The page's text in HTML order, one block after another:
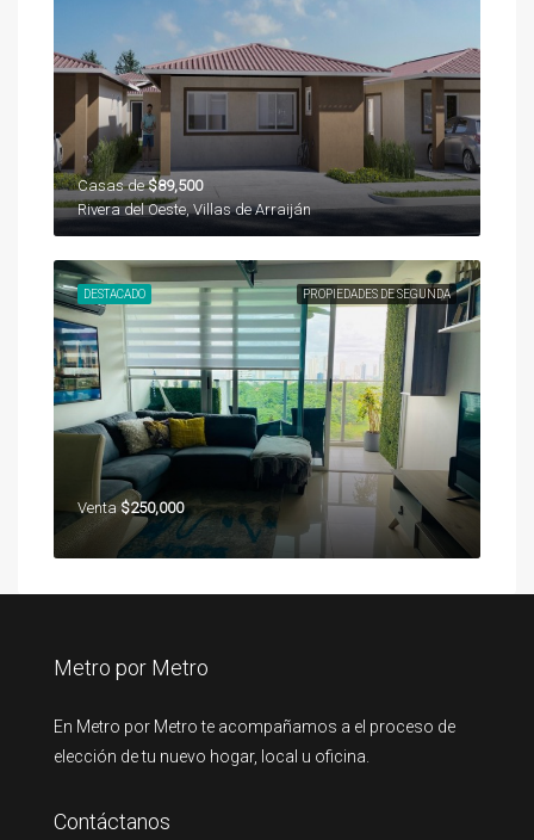
Casas de$89,500
Rivera del Oeste, Villas de Arraiján
PROPIEDADES DE SEGUNDA
DESTACADO
Venta$250,000
Metro por Metro
En Metro por Metro te acompañamos a el proceso de
elección de tu nuevo hogar, local u oficina.
Contáctanos